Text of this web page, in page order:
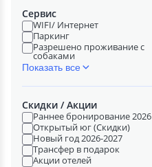
Сервис
WIFI/ Интернет
Паркинг
Разрешено проживание с
собаками
Показать все
Скидки / Акции
Раннее бронирование 2026
Открытый юг (Скидки)
Новый год 2026-2027
Трансфер в подарок
Акции отелей